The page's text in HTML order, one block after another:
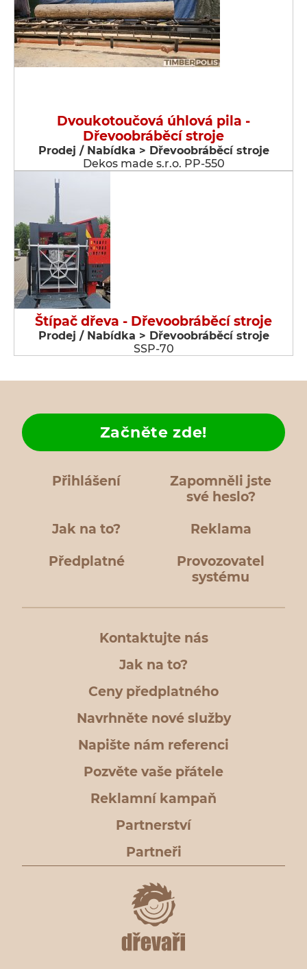
Dvoukotoučová úhlová pila -
Dřevoobráběcí stroje
Prodej / Nabídka > Dřevoobráběcí stroje
Dekos made s.r.o. PP-550
Štípač dřeva - Dřevoobráběcí stroje
Prodej / Nabídka > Dřevoobráběcí stroje
SSP-70
Přihlášení
Zapomněli jste
své heslo?
Jak na to?
Začněte zde!
Reklama
Předplatné
Provozovatel
systému
Kontaktujte nás
Jak na to?
Ceny předplatného
Navrhněte nové služby
Napište nám referenci
Pozvěte vaše přátele
Reklamní kampaň
Partnerství
Partneři